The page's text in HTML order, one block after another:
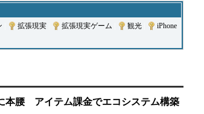
拡張現実 拡張現実ゲーム 観光
iPhone
本腰 アイテム課金でエコシステム構築